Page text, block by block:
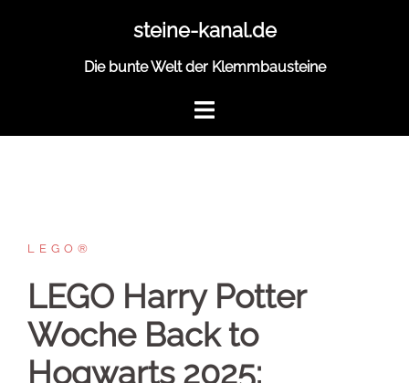
steine-kanal.de
Die bunte Welt der Klemmbausteine
LEGO®
LEGO Harry Potter
Woche Back to
Hogwarts 2025: